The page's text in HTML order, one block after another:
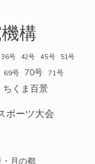
構
36号 42号 45号
51号
69号 70号 71号
ちくま百景
ポーツ大会
・月の都